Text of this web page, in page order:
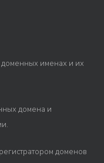
именах и их
домена и
доменов